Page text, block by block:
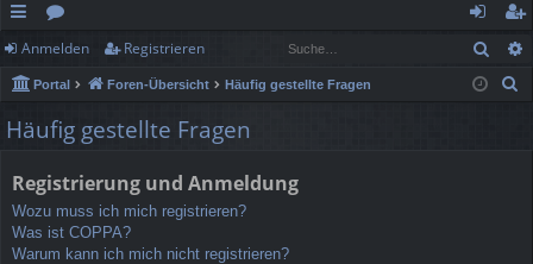
ch
ne
llz
rif
f
or
en
n
m
eg
ist
Anmelden Registrieren
Portal Foren-Übersicht Häufig gestellte Fragen
Häufig gestellte Fragen
Registrierung und Anmeldung
Wozu muss ich mich registrieren?
Was ist COPPA?
Warum kann ich mich nicht registrieren?